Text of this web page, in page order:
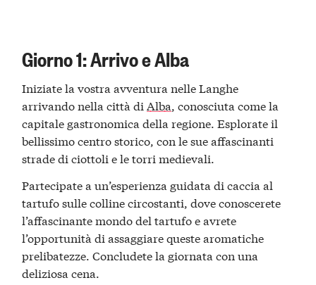
Giorno 1: Arrivo e Alba
Iniziate la vostra avventura nelle Langhe
arrivando nella città diAlba, conosciuta come la
capitale gastronomica della regione. Esplorate il
bellissimo centro storico, con le sue affascinanti
strade di ciottoli e le torri medievali.
Partecipate a un’esperienza guidata di caccia al
tartufo sulle colline circostanti, dove conoscerete
l’affascinante mondo del tartufo e avrete
l’opportunità di assaggiare queste aromatiche
prelibatezze. Concludete la giornata con una
deliziosa cena.